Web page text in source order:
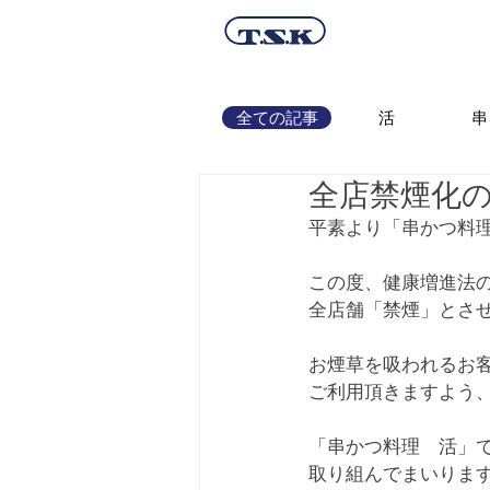
全店禁煙化
平素より「串かつ料
この度、健康増進法
全店舗「禁煙」とさ
お煙草を吸われるお
ご利用頂きますよう
「串かつ料理　活」
取り組んでまいりま
全ての記事 活